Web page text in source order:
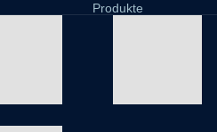
Produkte